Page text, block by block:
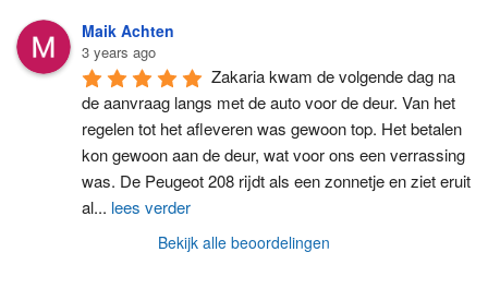
Maik Achten
3 years ago
Zakaria kwam de volgende dag na
de aanvraag langs met de auto voor de deur. Van het
regelen tot het afleveren was gewoon top. Het betalen
kon gewoon aan de deur, wat voor ons een verrassing
was. De Peugeot 208 rijdt als een zonnetje en ziet eruit
al... lees verder
Bekijk alle beoordelingen